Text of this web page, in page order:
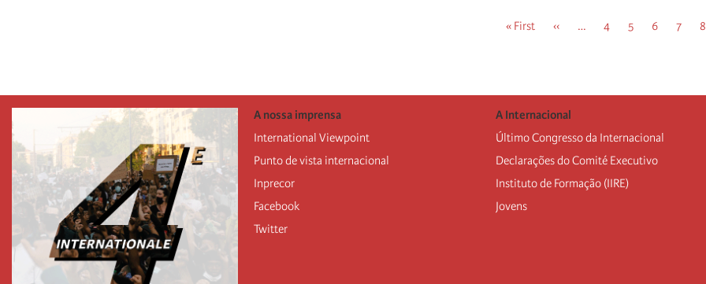
Primeira
« First
Página
‹‹ … Página
4 Página
5 Página
6 Página
7 8
A nossa imprensa
International Viewpoint
Punto de vista internacional
Inprecor
Facebook
Twitter
A Internacional
Último Congresso da Internacional
Declarações do Comité Executivo
Instituto de Formação (IIRE)
Jovens